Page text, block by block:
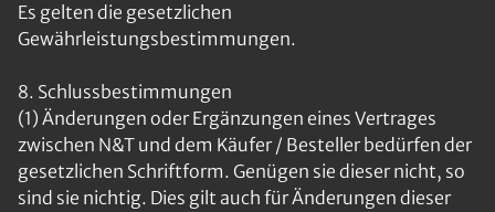
Es gelten die gesetzlichen
Gewährleistungsbestimmungen.
8. Schlussbestimmungen
(1) Änderungen oder Ergänzungen eines Vertrages
zwischen N&T und dem Käufer / Besteller bedürfen der
gesetzlichen Schriftform. Genügen sie dieser nicht, so
sind sie nichtig. Dies gilt auch für Änderungen dieser